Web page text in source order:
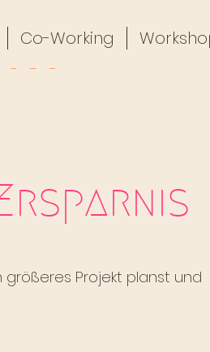
Co-Working
Projekt planst und